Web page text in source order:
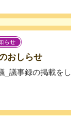
らせ
おしらせ
議事録の掲載をし